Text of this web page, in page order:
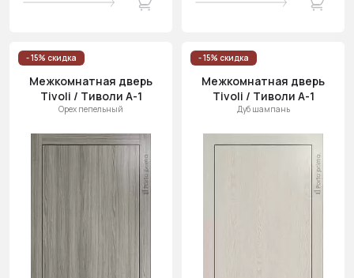
- 15% скидка
Межкомнатная дверь
Tivoli / Тиволи А-1
Орех пепельный
- 15% скидка
Межкомнатная дверь
Tivoli / Тиволи А-1
Дуб шампань